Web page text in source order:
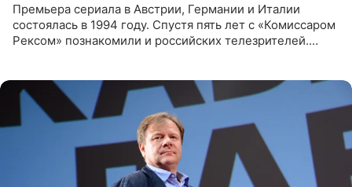
Премьера сериала в Австрии, Германии и Италии
состоялась в 1994 году. Спустя пять лет с «Комиссаром
Рексом» познакомили и российских телезрителей.